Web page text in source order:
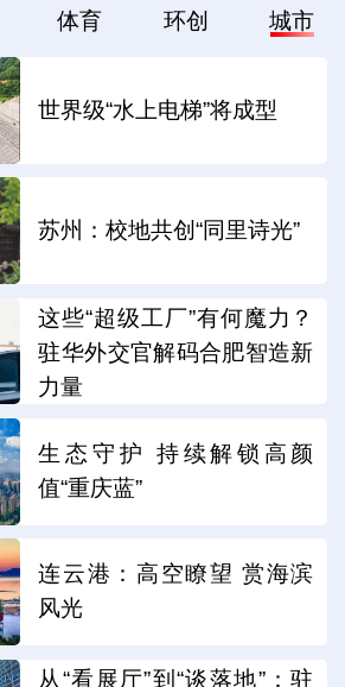
体育 环创 城市
世界级“水上电梯”将成型
苏州：校地共创“同里诗光”
这些“超级工厂”有何魔力？
驻华外交官解码合肥智造新
力量
生态守护 持续解锁高颜
值“重庆蓝”
连云港：高空瞭望 赏海滨
风光
从“看展厅”到“谈落地”：驻